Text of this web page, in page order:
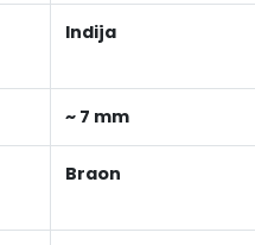
Indija
~ 7 mm
Braon